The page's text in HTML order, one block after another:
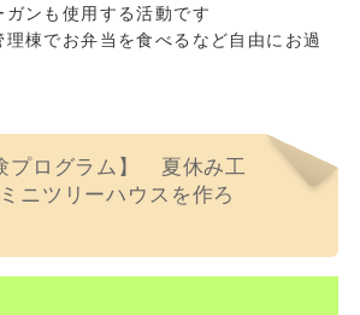
ンも使用する活動です
棟でお弁当を食べるなど自由にお過
プログラム】 夏休み工
ニツリーハウスを作ろ